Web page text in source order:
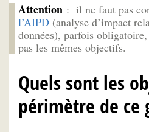
Attention : il ne faut pas
l’AIPD (analyse d’impact
données), parfois
pas les mêmes objectifs.
Quels sont les
périmètre de ce